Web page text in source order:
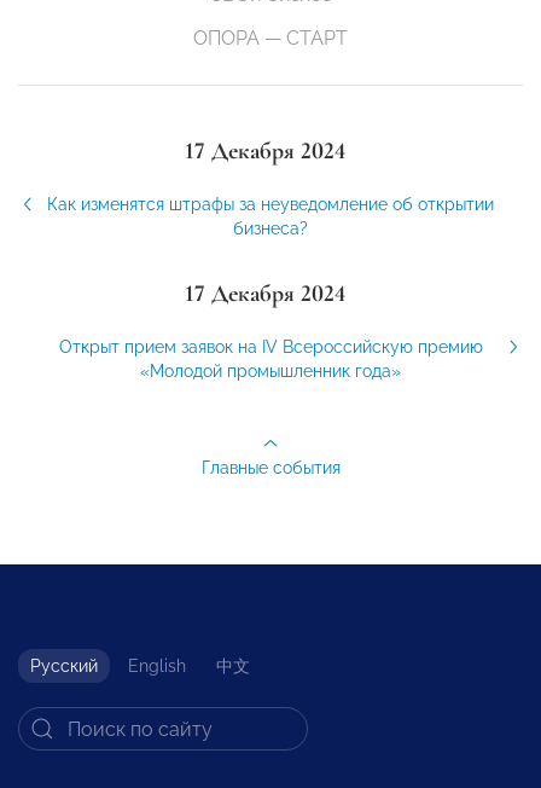
ОПОРА — СТАРТ
17 Декабря 2024
Как изменятся штрафы за неуведомление об открытии
бизнеса?
17 Декабря 2024
Открыт прием заявок на IV Всероссийскую премию
«Молодой промышленник года»
Главные события
Русский English 中文